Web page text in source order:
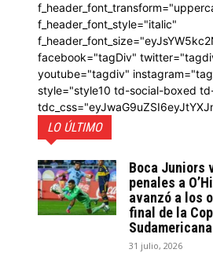
f_header_font_style="italic"
facebook="tagDiv"
youtube="tagdiv"
style="style10 td-social-boxed
LO ÚLTIMO
Boca Juniors
penales a
avanzó a los
final de la
Sudamericana
31 julio, 2026